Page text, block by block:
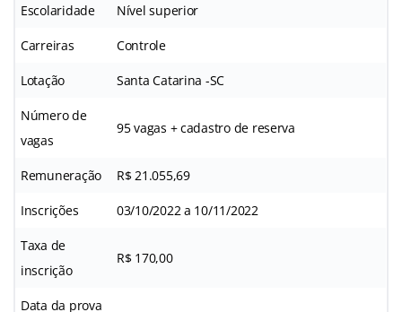
Escolaridade Nível superior
Carreiras Controle
Lotação Santa Catarina -SC
Número de
vagas
95 vagas + cadastro de reserva
Remuneração R$ 21.055,69
Inscrições 03/10/2022 a 10/11/2022
Taxa de
inscrição
R$ 170,00
Data da prova